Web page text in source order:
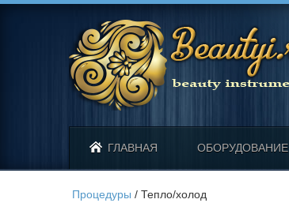
ГЛАВНАЯ ОБОРУДОВАНИЕ
Процедуры / Тепло/холод